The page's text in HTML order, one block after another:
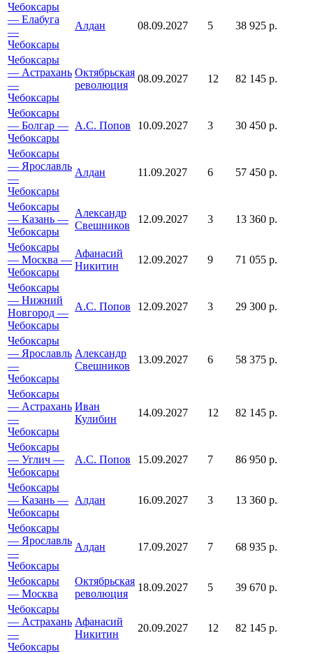
Чебоксары
— Елабуга
—
Чебоксары
Алдан 08.09.2027 5 38 925 р.
Чебоксары
— Астрахань
—
Чебоксары
Октябрьская
революция
08.09.2027 12 82 145 р.
Чебоксары
— Болгар —
Чебоксары
А.С. Попов 10.09.2027 3 30 450 р.
Чебоксары
— Ярославль
—
Чебоксары
Алдан 11.09.2027 6 57 450 р.
Чебоксары
— Казань —
Чебоксары
Александр
Свешников
12.09.2027 3 13 360 р.
Чебоксары
— Москва —
Чебоксары
Афанасий
Никитин
12.09.2027 9 71 055 р.
Чебоксары
— Нижний
Новгород —
Чебоксары
А.С. Попов 12.09.2027 3 29 300 р.
Чебоксары
— Ярославль
—
Чебоксары
Александр
Свешников
13.09.2027 6 58 375 р.
Чебоксары
— Астрахань
—
Чебоксары
Иван
Кулибин
14.09.2027 12 82 145 р.
Чебоксары
— Углич —
Чебоксары
А.С. Попов 15.09.2027 7 86 950 р.
Чебоксары
— Казань —
Чебоксары
Алдан 16.09.2027 3 13 360 р.
Чебоксары
— Ярославль
—
Чебоксары
Алдан 17.09.2027 7 68 935 р.
Чебоксары
— Москва
Октябрьская
революция
18.09.2027 5
39 670 р.
Чебоксары
— Астрахань
—
Чебоксары
Афанасий
Никитин
20.09.2027 12 82 145 р.